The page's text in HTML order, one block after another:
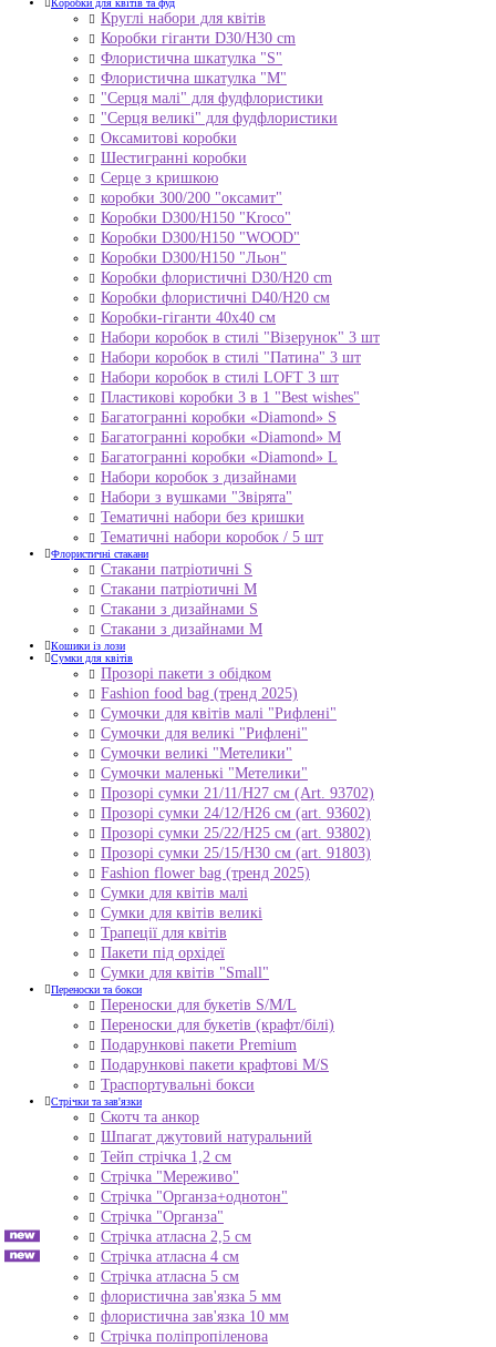
Коробки для квітів та фуд
Круглі набори для квітів
Коробки гіганти D30/H30 cm
Флористична шкатулка "S"
Флористична шкатулка "М"
"Серця малі" для фудфлористики
"Серця великі" для фудфлористики
Оксамитові коробки
Шестигранні коробки
Серце з кришкою
коробки 300/200 "оксамит"
Коробки D300/H150 "Kroco"
Коробки D300/H150 "WOOD"
Коробки D300/H150 "Льон"
Коробки флористичні D30/H20 cm
Коробки флористичні D40/H20 cм
Коробки-гіганти 40x40 см
Набори коробок в стилі "Візерунок" 3 шт
Набори коробок в стилі "Патина" 3 шт
Набори коробок в стилі LOFT 3 шт
Пластикові коробки 3 в 1 "Best wishes"
Багатогранні коробки «Diamond» S
Багатогранні коробки «Diamond» M
Багатогранні коробки «Diamond» L
Набори коробок з дизайнами
Набори з вушками "Звірята"
Тематичні набори без кришки
Тематичні набори коробок / 5 шт
Флористичні стакани
Стакани патріотичні S
Стакани патріотичні М
Стакани з дизайнами S
Стакани з дизайнами М
Кошики із лози
Сумки для квітів
Прозорі пакети з обідком
Fashion food bag (тренд 2025)
Сумочки для квітів малі "Рифлені"
Сумочки для великі "Рифлені"
Сумочки великі "Метелики"
Сумочки маленькі "Метелики"
Прозорі сумки 21/11/H27 см (Art. 93702)
Прозорі сумки 24/12/Н26 см (art. 93602)
Прозорі сумки 25/22/Н25 см (art. 93802)
Прозорі сумки 25/15/Н30 см (art. 91803)
Fashion flower bag (тренд 2025)
Сумки для квітів малі
Сумки для квітів великі
Трапеції для квітів
Пакети під орхідеї
Сумки для квітів "Small"
Переноски та бокси
Переноски для букетів S/M/L
Переноски для букетів (крафт/білі)
Подарункові пакети Premium
Подарункові пакети крафтові M/S
Траспортувальні бокси
Стрічки та зав'язки
Скотч та анкор
Шпагат джутовий натуральний
Тейп стрічка 1,2 см
Стрічка "Мереживо"
Стрічка "Органза+однотон"
Стрічка "Органза"
Стрічка атласна 2,5 см
Стрічка атласна 4 см
Стрічка атласна 5 см
флористична зав'язка 5 мм
флористична зав'язка 10 мм
Стрічка поліпропіленова